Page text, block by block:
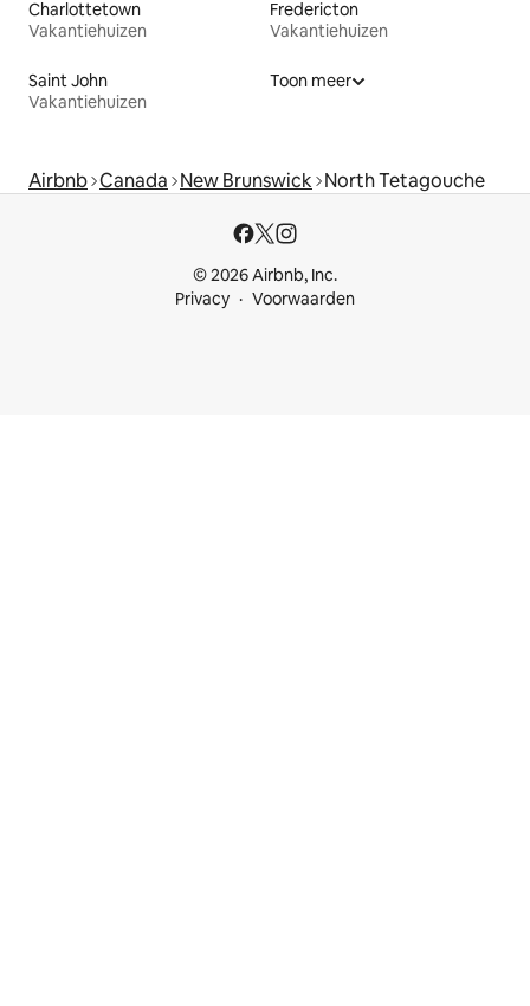
Charlottetown
Vakantiehuizen
Fredericton
Vakantiehuizen
Saint John
Vakantiehuizen
Toon meer
Airbnb Canada New Brunswick North Tetagouche
© 2026 Airbnb, Inc.
Privacy
Voorwaarden